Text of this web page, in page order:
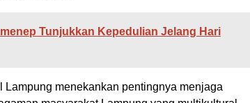
Tunjukkan Kepedulian Jelang Hari
Lampung menekankan pentingnya menjaga